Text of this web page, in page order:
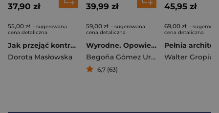
37,90 zł
55,00 zł - sugerowana
cena detaliczna
Jak przejąć kontrolę nad światem, nie wychodząc z domu wyd. 2
Dorota Masłowska
39,99 zł
59,00 zł - sugerowana
cena detaliczna
Wyrodne. Opowieść o macierzyństwie i poczuciu winy
Begoña Gómez Urzaiz
6,7 (63)
45,95 zł
69,00 zł -
cena detaliczna
Walter Gropius